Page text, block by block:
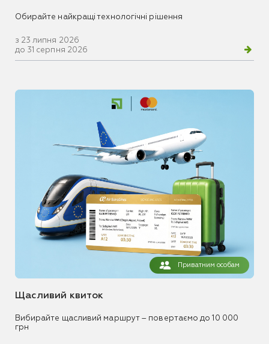
Обирайте найкращі технологічні рішення
з 23 липня 2026
до 31 серпня 2026
Приватним особам
Щасливий квиток
Вибирайте щасливий маршрут – повертаємо до 10 000
грн